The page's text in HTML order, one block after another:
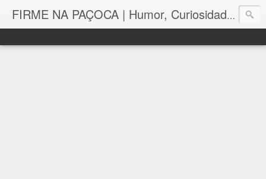
FIRME NA PAÇOCA | Humor, Curiosidades, Tutoriais e Muito mais